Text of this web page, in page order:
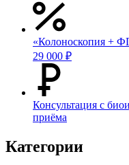
«Колоноскопия +
29 000 ₽
Консультация с
приёма
Категории